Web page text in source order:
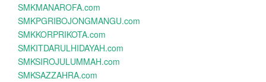
SMKMANAROFA.com
SMKPGRIBOJONGMANGU.com
SMKKORPRIKOTA.com
SMKITDARULHIDAYAH.com
SMKSIROJULUMMAH.com
SMKSAZZAHRA.com